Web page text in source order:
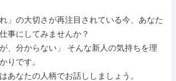
」の大切さが再注目されている今、あなた
事にしてみませんか？
、分からない」 そんな新人の気持ちを理
りです。
あなたの人柄でお話ししましょう。